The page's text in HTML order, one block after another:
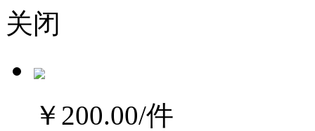
关闭
￥200.00/件